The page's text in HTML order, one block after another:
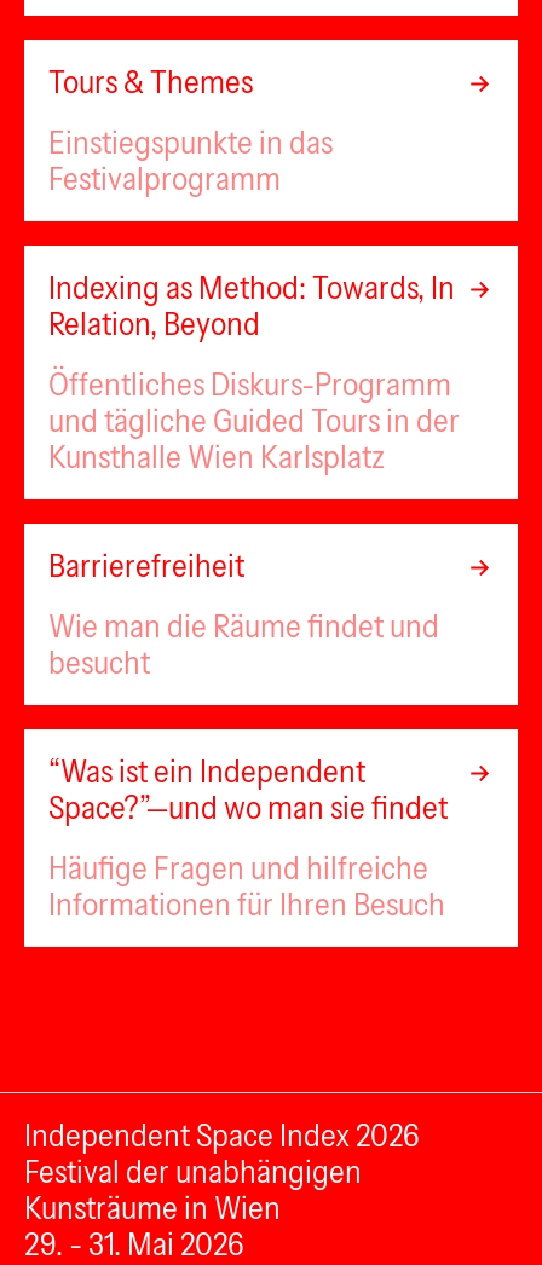
Tours & Themes
Einstiegspunkte in das
Festivalprogramm
Indexing as Method: Towards, In
Relation, Beyond
Öffentliches Diskurs-Programm
und tägliche Guided Tours in der
Kunsthalle Wien Karlsplatz
Barrierefreiheit
Wie man die Räume findet und
besucht
“Was ist ein Independent
Space?”—und wo man sie findet
Häufige Fragen und hilfreiche
Informationen für Ihren Besuch
Independent Space Index 2026
Festival der unabhängigen
Kunsträume in Wien
29. - 31. Mai 2026